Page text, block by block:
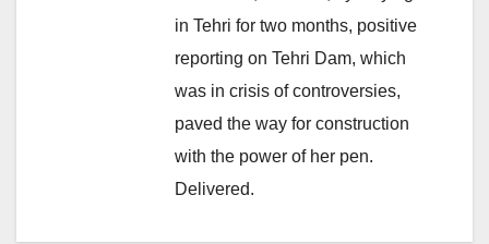
in Tehri for two months, positive
reporting on Tehri Dam, which
was in crisis of controversies,
paved the way for construction
with the power of her pen.
Delivered.